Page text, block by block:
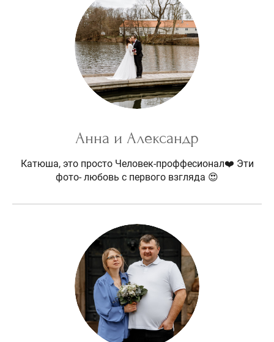
Анна и Александр
Катюша, это просто Человек-проффесионал❤️ Эти
фото- любовь с первого взгляда 😍